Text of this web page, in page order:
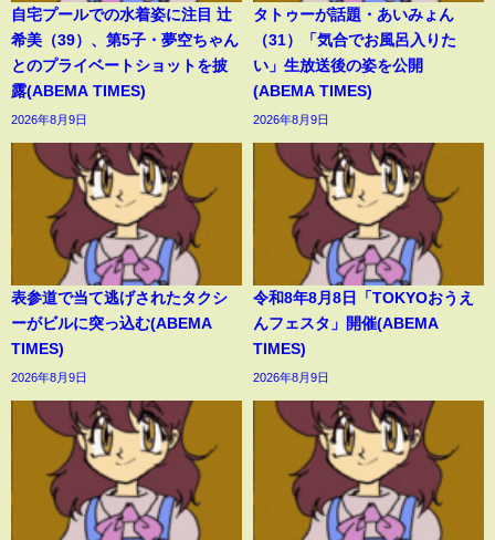
自宅プールでの水着姿に注目 辻
希美（39）、第5子・夢空ちゃん
とのプライベートショットを披
露(ABEMA TIMES)
2026年8月9日
タトゥーが話題・あいみょん
（31）「気合でお風呂入りた
い」生放送後の姿を公開
(ABEMA TIMES)
2026年8月9日
表参道で当て逃げされたタクシ
ーがビルに突っ込む(ABEMA
TIMES)
2026年8月9日
令和8年8月8日「TOKYOおうえ
んフェスタ」開催(ABEMA
TIMES)
2026年8月9日